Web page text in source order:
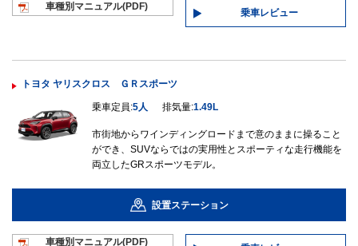
車種別マニュアル(PDF)
乗車レビュー
トヨタ ヤリスクロス ＧＲスポーツ
乗車定員:5人 排気量:1.49L
市街地からワインディングロードまで意のままに操ること
ができ、SUVならではの実用性とスポーティな走行機能を
両立したGRスポーツモデル。
設置ステーション
車種別マニュアル(PDF)